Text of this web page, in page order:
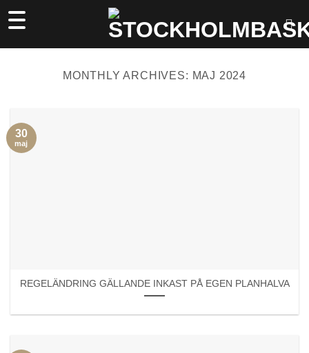
to
MONTHLY ARCHIVES: MAJ 2024
REGELÄNDRING GÄLLANDE INKAST PÅ EGEN PLANHALVA
30
maj